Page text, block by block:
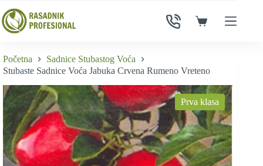
to
content
Shopping
Početna
Sadnice Stubastog Voća
Stubaste Sadnice Voća Jabuka Crvena Rumeno Vreteno
Prva klasa